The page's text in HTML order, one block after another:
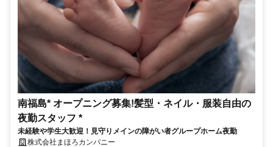
南福島* オープニング募集!髪型・ネイル・服装自由の
夜勤スタッフ *
未経験や学生大歓迎！見守りメインの障がい者グループホーム夜勤
株式会社まほろカンパニー